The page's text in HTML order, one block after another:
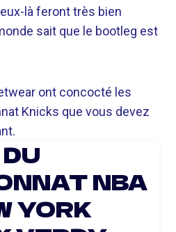
là feront très bien
sait que le bootleg est
ont concocté les
Knicks que vous devez
NBA
YORK